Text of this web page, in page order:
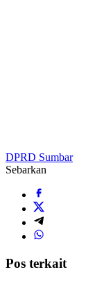
DPRD Sumbar
Sebarkan
Pos terkait